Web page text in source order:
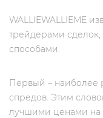
WALLIEWALLIEME
трейдерами
способами.
Первый – наиболее
спредов. Этим
лучшими ценами на